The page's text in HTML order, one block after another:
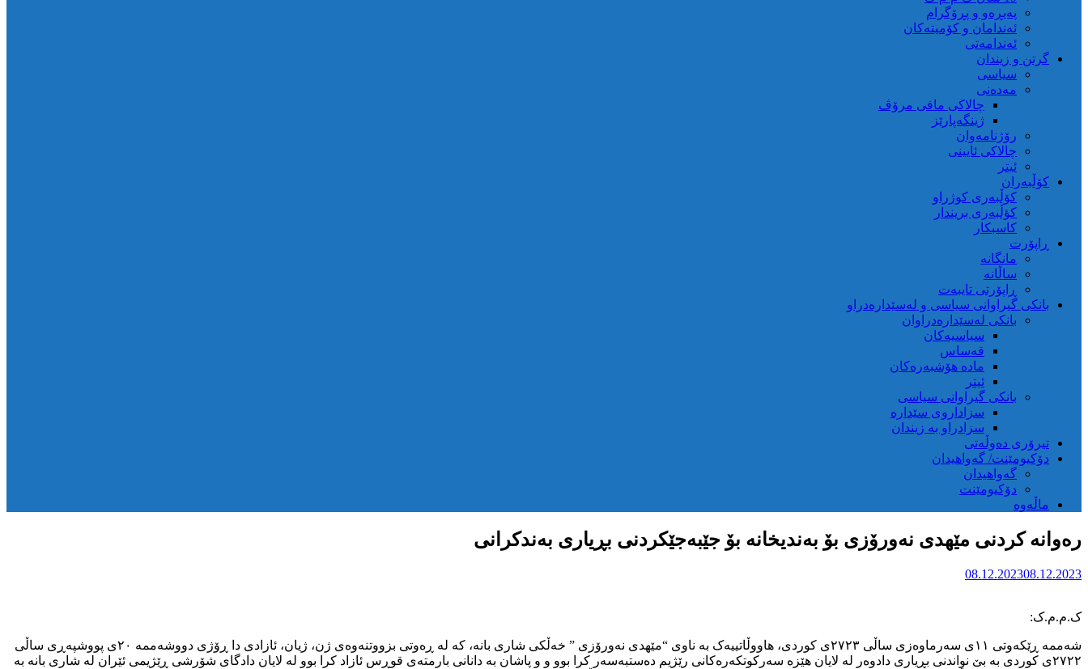
کوردستان
پەیڕەو و پڕۆگرام
ئەندامان و کۆمیتەکان
ئەندامەتی
گرتن و زیندان
سیاسی
مەدەنی
چالاکی مافی مرۆڤ
ژینگەپارێز
رۆژنامەوان
چالاکی ئایینی
ئیتر
کۆڵبەران
کۆڵبەری کوژراو
کؤڵبەری بریندار
کاسبکار
ڕاپۆرت
مانگانە
ساڵانە
ڕاپۆرتی تایبەت
بانکی گیراوانی سیاسی و لەسێدارەدراو
بانکی لەسێدارەدراوان
سیاسیەکان
قەساس
مادە هۆشبەرەکان
ئیتر
بانکی گیراوانی سیاسی
سزاداروی سێدارە
سزادراو بە زیندان
تیرۆری دەوڵەتی
دۆکیومێنت/ گەواهیدان
گەواهیدان
دۆکیومێنت
ماڵەوە
رەوانە کردنی مێهدی نەورۆزی بۆ بەندیخانە بۆ جێبەجێکردنی بڕیاری بەندکرانی
08.12.202308.12.2023
ک.م.م.ک:
شەممە ڕێکەوتی ١١ی سەرماوەزی ساڵی ٢٧٢٣ی کوردی، هاووڵاتییەک بە ناوی “مێهدی نەورۆزی ” خەڵکی شاری بانە، کە لە ڕەوتی بزووتنەوەی ژن، ژیان، ئازادی دا ڕۆژی دووشەممە ٢٠ی پووشپەڕی ساڵی
٢٧٢٢ی کوردی به بێ نواندنی بڕیاری دادوەر لە لایان هێزە سەرکوتکەرەکانی رێژیم دەستبەسەر کرا بوو و و پاشان بە دانانی بارمتەی قوڕس ئازاد کرا بوو لە لایان دادگای شۆرشی ڕێژیمی ئێران لە شاری بانە بە